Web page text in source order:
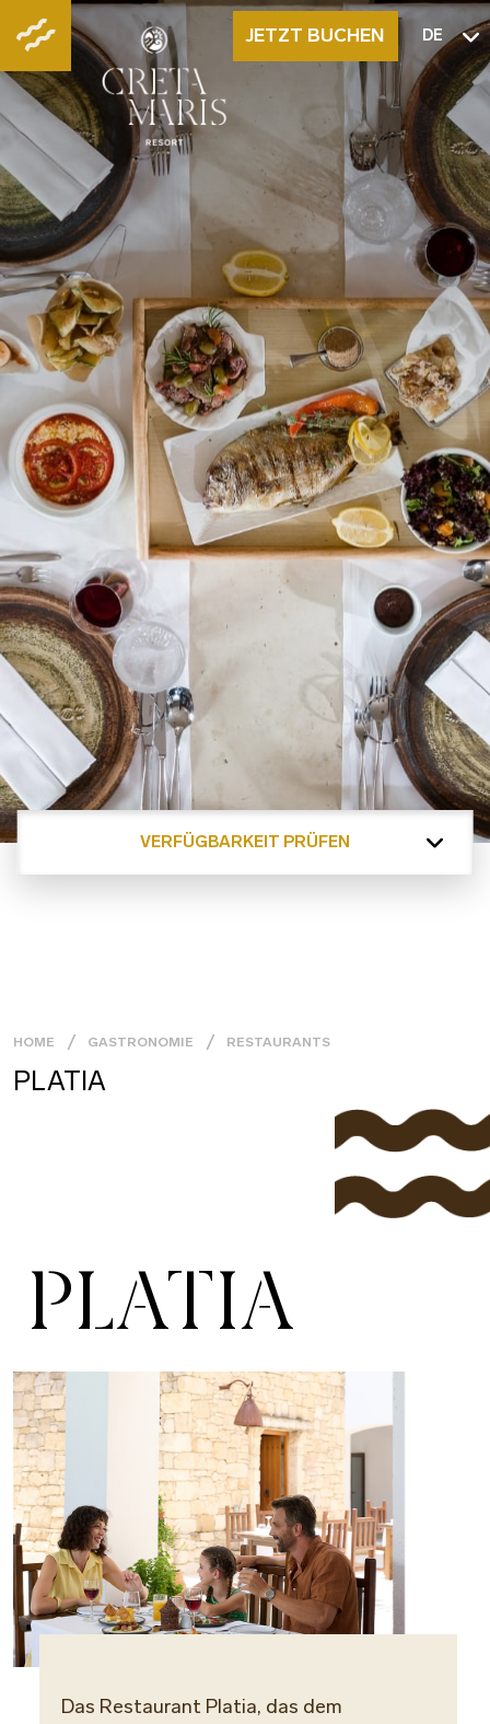
JETZT BUCHEN DE
VERFÜGBARKEIT PRÜFEN
HOME GASTRONOMIE RESTAURANTS
PLATIA
PLATIA
Das Restaurant Platia, das dem